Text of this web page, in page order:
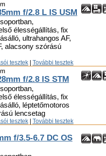
f/2.8 L IS USM
élességállítás, fix
ultrahangos AF,
alacsony szórású
tesztek További tesztek
f/2.8 IS STM
élességállítás, fix
léptetőmotoros
lencsetag
tesztek További tesztek
f/3.5-6.7 DC OS